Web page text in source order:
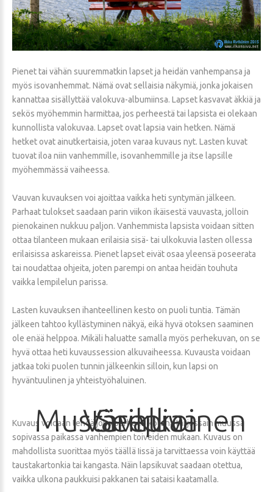
Pienet tai vähän suuremmatkin lapset ja heidän vanhempansa ja
myös isovanhemmat. Nämä ovat sellaisia näkymiä, jonka jokaisen
kannattaa sisällyttää valokuva-albumiinsa. Lapset kasvavat äkkiä ja
sekös myöhemmin harmittaa, jos perheestä tai lapsista ei olekaan
kunnollista valokuvaa. Lapset ovat lapsia vain hetken. Nämä
hetket ovat ainutkertaisia, joten varaa kuvaus nyt. Lasten kuvat
tuovat iloa niin vanhemmille, isovanhemmille ja itse lapsille
myöhemmässä vaiheessa.
Vauvan kuvauksen voi ajoittaa vaikka heti syntymän jälkeen.
Parhaat tulokset saadaan parin viikon ikäisestä vauvasta, jolloin
pienokainen nukkuu paljon. Vanhemmista lapsista voidaan sitten
ottaa tilanteen mukaan erilaisia sisä- tai ulkokuvia lasten ollessa
erilaisissa askareissa. Pienet lapset eivät osaa yleensä poseerata
tai noudattaa ohjeita, joten parempi on antaa heidän touhuta
vaikka lempilelun parissa.
Lasten kuvauksen ihanteellinen kesto on puoli tuntia. Tämän
jälkeen tahtoo kyllästyminen näkyä, eikä hyvä otoksen saaminen
ole enää helppoa. Mikäli haluatte samalla myös perhekuvan, on se
hyvä ottaa heti kuvaussession alkuvaiheessa. Kuvausta voidaan
jatkaa toki puolen tunnin jälkeenkin silloin, kun lapsi on
hyväntuulinen ja yhteistyöhaluinen.
Värikuva
Mustavalkoinen
Seepia
Kuvaus voidaan tehdä joko perheen kotona tai jossain muussa
sopivassa paikassa vanhempien toiveiden mukaan. Kuvaus on
mahdollista suorittaa myös täällä Iissä ja tarvittaessa voin käyttää
taustakartonkia tai kangasta. Näin lapsikuvat saadaan otettua,
vaikka ulkona paukkuisi pakkanen tai sataisi kaatamalla.